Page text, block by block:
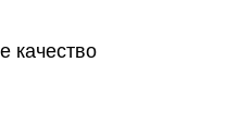
качество